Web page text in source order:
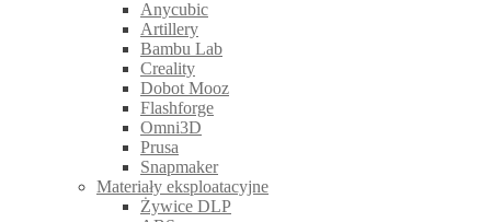
Anycubic
Artillery
Bambu Lab
Creality
Dobot Mooz
Flashforge
Omni3D
Prusa
Snapmaker
Materiały eksploatacyjne
Żywice DLP